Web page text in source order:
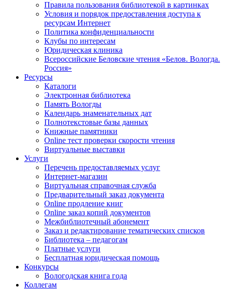
Правила пользования библиотекой в картинках
Условия и порядок предоставления доступа к
ресурсам Интернет
Политика конфиденциальности
Клубы по интересам
Юридическая клиника
Всероссийские Беловские чтения «Белов. Вологда.
Россия»
Ресурсы
Каталоги
Электронная библиотека
Память Вологды
Календарь знаменательных дат
Полнотекстовые базы данных
Книжные памятники
Online тест проверки скорости чтения
Виртуальные выставки
Услуги
Перечень предоставляемых услуг
Интернет-магазин
Виртуальная справочная служба
Предварительный заказ документа
Online продление книг
Online заказ копий документов
Межбиблиотечный абонемент
Заказ и редактирование тематических списков
Библиотека – педагогам
Платные услуги
Бесплатная юридическая помощь
Конкурсы
Вологодская книга года
Коллегам